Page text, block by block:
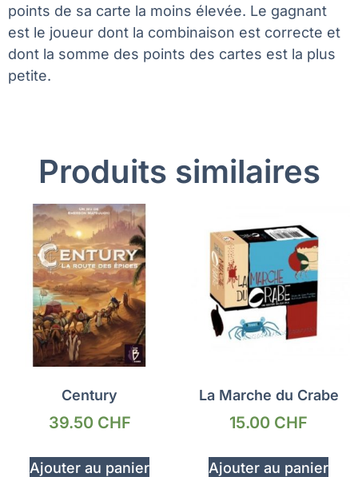
points de sa carte la moins élevée. Le gagnant
est le joueur dont la combinaison est correcte et
dont la somme des points des cartes est la plus
petite.
Produits similaires
Century
39.50 CHF
Ajouter au panier
La Marche du Crabe
15.00 CHF
Ajouter au panier